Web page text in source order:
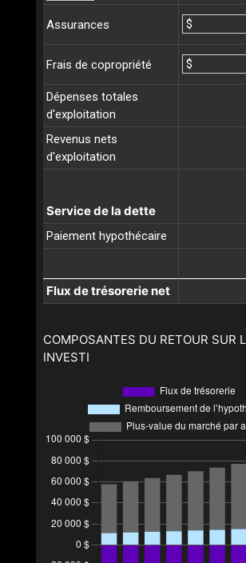
Assurances $
Frais de copropriété $
Dépenses totales
d'exploitation
Revenus nets
d'exploitation
Service de la dette
Paiement hypothécaire
Flux de trésorerie net
COMPOSANTES DU RETOUR SUR
INVESTI